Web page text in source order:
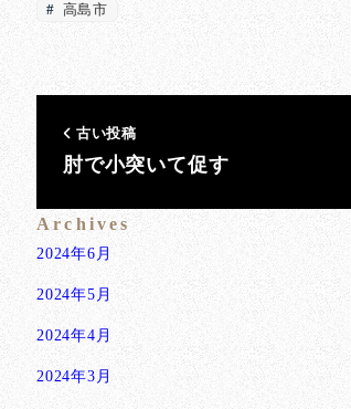
高島市
古い投稿
肘で小突いて促す
Archives
2024年6月
2024年5月
2024年4月
2024年3月